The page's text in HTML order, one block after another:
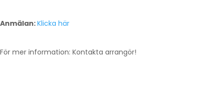
Anmälan:Klicka här
För mer information: Kontakta arrangör!